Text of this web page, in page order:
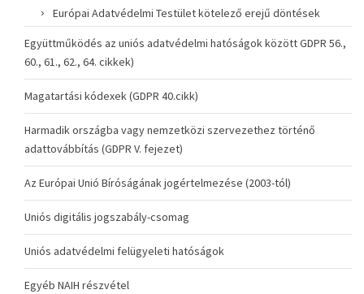
Európai Adatvédelmi Testület kötelező erejű döntések
Együttműködés az uniós adatvédelmi hatóságok között GDPR 56.,
60., 61., 62., 64. cikkek)
Magatartási kódexek (GDPR 40.cikk)
Harmadik országba vagy nemzetközi szervezethez történő
adattovábbítás (GDPR V. fejezet)
Az Európai Unió Bíróságának jogértelmezése (2003-tól)
Uniós digitális jogszabály-csomag
Uniós adatvédelmi felügyeleti hatóságok
Egyéb NAIH részvétel